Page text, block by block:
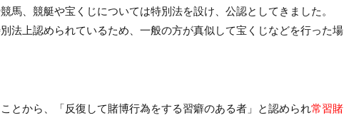
馬、競艇や宝くじについては特別法を設け、公認としてきました。
法上認められているため、一般の方が真似して宝くじなどを行った場
とから、「反復して賭博行為をする習癖のある者」と認められ常習賭